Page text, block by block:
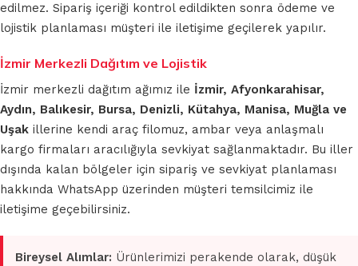
edilmez. Sipariş içeriği kontrol edildikten sonra ödeme ve
lojistik planlaması müşteri ile iletişime geçilerek yapılır.
İzmir Merkezli Dağıtım ve Lojistik
İzmir merkezli dağıtım ağımız ile İzmir, Afyonkarahisar,
Aydın, Balıkesir, Bursa, Denizli, Kütahya, Manisa, Muğla ve
Uşak illerine kendi araç filomuz, ambar veya anlaşmalı
kargo firmaları aracılığıyla sevkiyat sağlanmaktadır. Bu iller
dışında kalan bölgeler için sipariş ve sevkiyat planlaması
hakkında WhatsApp üzerinden müşteri temsilcimiz ile
iletişime geçebilirsiniz.
Bireysel Alımlar: Ürünlerimizi perakende olarak, düşük